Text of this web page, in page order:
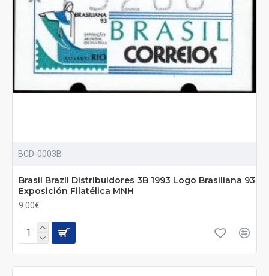
BCD-0003B
Brasil Brazil Distribuidores 3B 1993 Logo Brasiliana 93
Exposición Filatélica MNH
9.00€